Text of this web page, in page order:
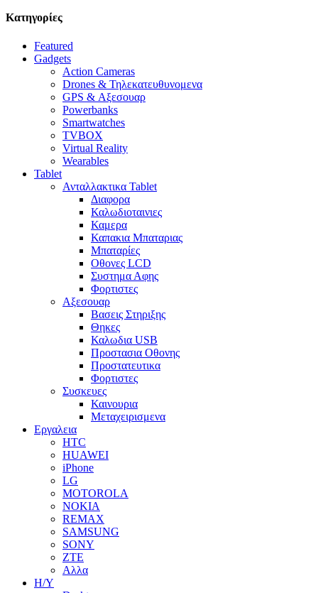
Κατηγορίες
Featured
Gadgets
Action Cameras
Drones & Τηλεκατευθυνομενα
GPS & Αξεσουαρ
Powerbanks
Smartwatches
TVBOX
Virtual Reality
Wearables
Tablet
Ανταλλακτικα Tablet
Διαφορα
Καλωδιοταινιες
Καμερα
Καπακια Μπαταριας
Μπαταρίες
Οθονες LCD
Συστημα Αφης
Φορτιστες
Αξεσουαρ
Βασεις Στηριξης
Θηκες
Καλωδια USB
Προστασια Οθονης
Προστατευτικα
Φορτιστες
Συσκευες
Καινουρια
Μεταχειρισμενα
Εργαλεια
HTC
HUAWEI
iPhone
LG
MOTOROLA
NOKIA
REMAX
SAMSUNG
SONY
ZTE
Αλλα
Η/Υ